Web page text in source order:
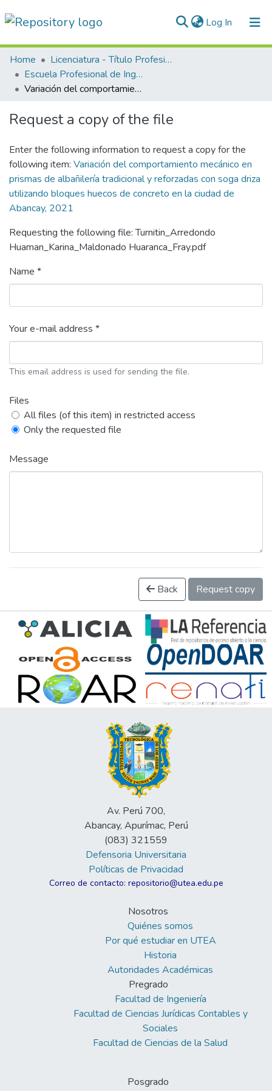
Log In (current)
Communities & Collections
All of DSpace
Normativas
Home
Licenciatura - Título Profesional
Escuela Profesional de Ingeniería Civil
Variación del comportamiento mecánico en prismas de albañilería tradicional y reforzadas con soga driza utilizando bloques huecos de concreto en la ciudad de Abancay, 2021
Request a copy of the file
Enter the following information to request a copy for the
following item: Variación del comportamiento mecánico en
prismas de albañilería tradicional y reforzadas con soga driza
utilizando bloques huecos de concreto en la ciudad de
Abancay, 2021
Requesting the following file: Turnitin_Arredondo
Huaman_Karina_Maldonado Huaranca_Fray.pdf
Name *
Your e-mail address *
This email address is used for sending the file.
Files
All files (of this item) in restricted access
Only the requested file
Message
Back Request copy
Av. Perú 700,
Abancay, Apurímac, Perú
(083) 321559
Defensoria Universitaria
Políticas de Privacidad
Correo de contacto: repositorio@utea.edu.pe
Nosotros
Quiénes somos
Por qué estudiar en UTEA
Historia
Autoridades Académicas
Pregrado
Facultad de Ingeniería
Facultad de Ciencias Jurídicas Contables y
Sociales
Facultad de Ciencias de la Salud
Posgrado